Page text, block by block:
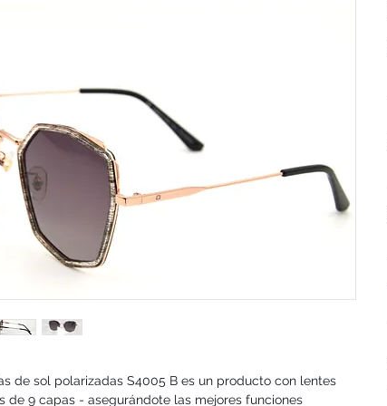
de sol polarizadas S4005 B es un producto con lentes
de 9 capas - asegurándote las mejores funciones